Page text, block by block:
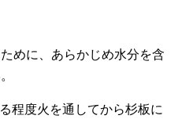
めに、あらかじめ水分を含
程度火を通してから杉板に